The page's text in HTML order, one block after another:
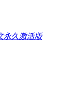
永久激活版